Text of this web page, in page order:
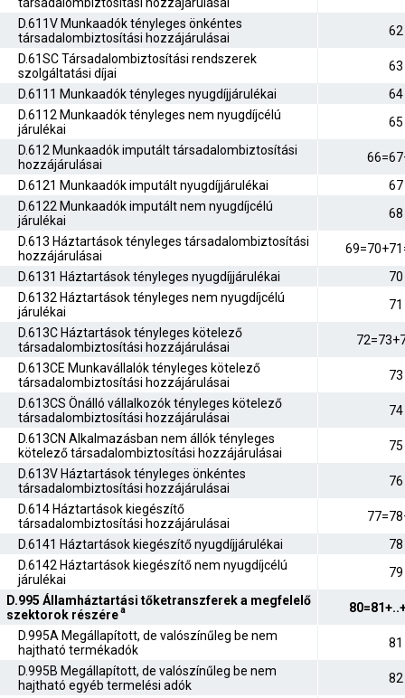
D.611V Munkaadók tényleges önkéntes
társadalombiztosítási hozzájárulásai
62
D.61SC Társadalombiztosítási rendszerek
szolgáltatási díjai
63
D.6111 Munkaadók tényleges nyugdíjjárulékai
64
D.6112 Munkaadók tényleges nem nyugdíjcélú
járulékai
65
D.612 Munkaadók imputált társadalombiztosítási
hozzájárulásai
D.6121 Munkaadók imputált nyugdíjjárulékai
67
D.6122 Munkaadók imputált nem nyugdíjcélú
járulékai
68
D.613 Háztartások tényleges társadalombiztosítási
hozzájárulásai
D.6131 Háztartások tényleges nyugdíjjárulékai
70
D.6132 Háztartások tényleges nem nyugdíjcélú
járulékai
71
D.613C Háztartások tényleges kötelező
társadalombiztosítási hozzájárulásai
D.613CE Munkavállalók tényleges kötelező
társadalombiztosítási hozzájárulásai
73
D.613CS Önálló vállalkozók tényleges kötelező
társadalombiztosítási hozzájárulásai
74
D.613CN Alkalmazásban nem állók tényleges
kötelező társadalombiztosítási hozzájárulásai
75
D.613V Háztartások tényleges önkéntes
társadalombiztosítási hozzájárulásai
76
D.614 Háztartások kiegészítő
társadalombiztosítási hozzájárulásai
D.6141 Háztartások kiegészítő nyugdíjjárulékai
78
D.6142 Háztartások kiegészítő nem nyugdíjcélú
járulékai
79
D.995 Államháztartási tőketranszferek a megfelelő
szektorok részérea
D.995A Megállapított, de valószínűleg be nem
hajtható termékadók
81
D.995B Megállapított, de valószínűleg be nem
hajtható egyéb termelési adók
82